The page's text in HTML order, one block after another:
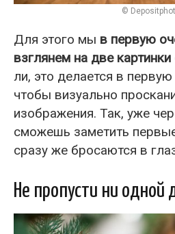
©
Для этого мы в первую
взглянем на две картинки
ли, это делается в
чтобы визуально
изображения. Так, уже
сможешь заметить
сразу же бросаются в
Не пропусти ни одной